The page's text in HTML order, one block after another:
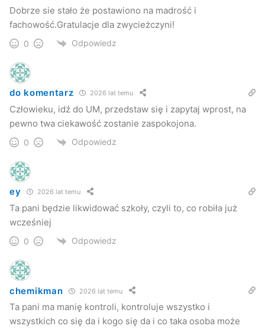
Dobrze sie stało że postawiono na madrość i
fachowość.Gratulacje dla zwycieżczyni!
0 Odpowiedz
do komentarz 2026 lat temu
Człowieku, idź do UM, przedstaw się i zapytaj wprost, na
pewno twa ciekawość zostanie zaspokojona.
0 Odpowiedz
ey 2026 lat temu
Ta pani będzie likwidować szkoły, czyli to, co robiła już
wcześniej
0 Odpowiedz
chemikman 2026 lat temu
Ta pani ma manię kontroli, kontroluje wszystko i
wszystkich co się da i kogo się da i co taka osoba może